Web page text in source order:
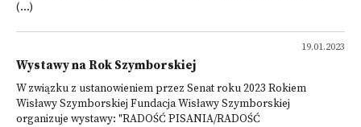
(...)
19.01.2023
Wystawy na Rok Szymborskiej
W związku z ustanowieniem przez Senat roku 2023 Rokiem
Wisławy Szymborskiej Fundacja Wisławy Szymborskiej
organizuje wystawy: "RADOŚĆ PISANIA/RADOŚĆ